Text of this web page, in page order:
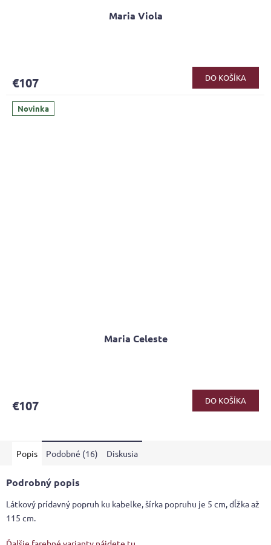
Maria Viola
€107 DO KOŠÍKA
Novinka
Maria Celeste
€107 DO KOŠÍKA
Popis Podobné (16) Diskusia
Podrobný popis
Látkový prídavný popruh ku kabelke, šírka popruhu je 5 cm, dĺžka až
115 cm.